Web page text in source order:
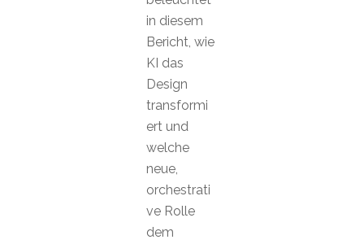
in diesem
Bericht, wie
KI das
Design
transformi
ert und
welche
neue,
orchestrati
ve Rolle
dem